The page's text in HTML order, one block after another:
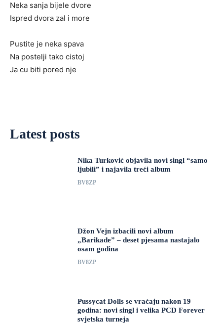
Neka sanja bijele dvore
Ispred dvora zal i more
Pustite je neka spava
Na postelji tako cistoj
Ja cu biti pored nje
Latest posts
Nika Turković objavila novi singl “samo
ljubili” i najavila treći album
BV8ZP
Džon Vejn izbacili novi album
„Barikade” – deset pjesama nastajalo
osam godina
BV8ZP
Pussycat Dolls se vraćaju nakon 19
godina: novi singl i velika PCD Forever
svjetska turneja